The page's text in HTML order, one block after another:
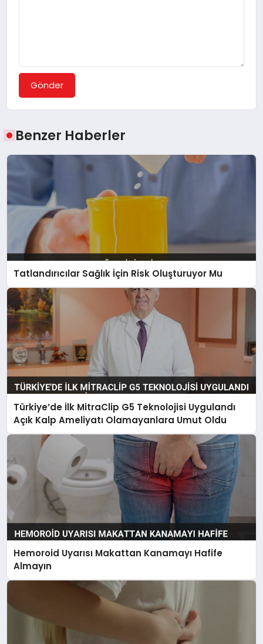
Gönder
Benzer Haberler
Tatlandırıcılar Sağlık İçin Risk Oluşturuyor Mu
Türkiye’de İlk MitraClip G5 Teknolojisi Uygulandı
Açık Kalp Ameliyatı Olamayanlara Umut Oldu
Hemoroid Uyarısı Makattan Kanamayı Hafife
Almayın